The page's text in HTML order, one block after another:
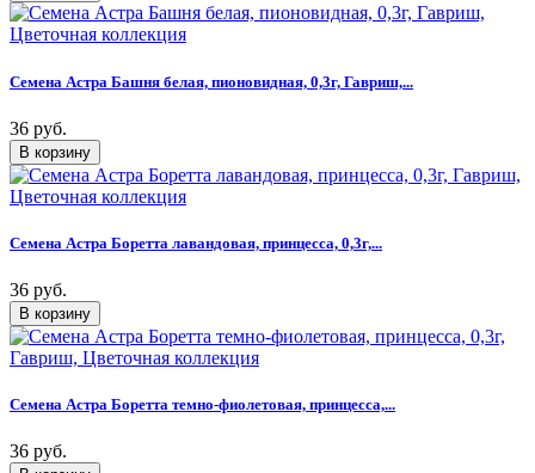
Семена Астра Башня белая, пионовидная, 0,3г, Гавриш,...
36 руб.
Семена Астра Боретта лавандовая, принцесса, 0,3г,...
36 руб.
Семена Астра Боретта темно-фиолетовая, принцесса,...
36 руб.